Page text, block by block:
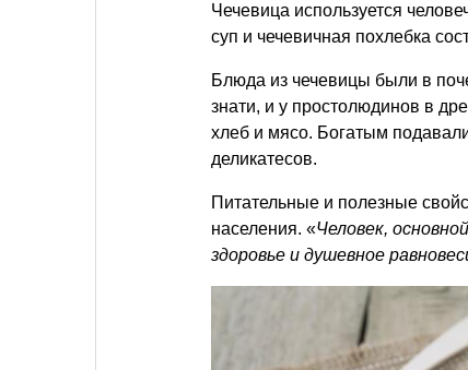
Чечевица используется
суп и чечевичная похлебка
Блюда из чечевицы были в
знати, и у простолюдинов в
хлеб и мясо. Богатым
деликатесов.
Питательные и полезные
населения. «Человек,
здоровье и душевное